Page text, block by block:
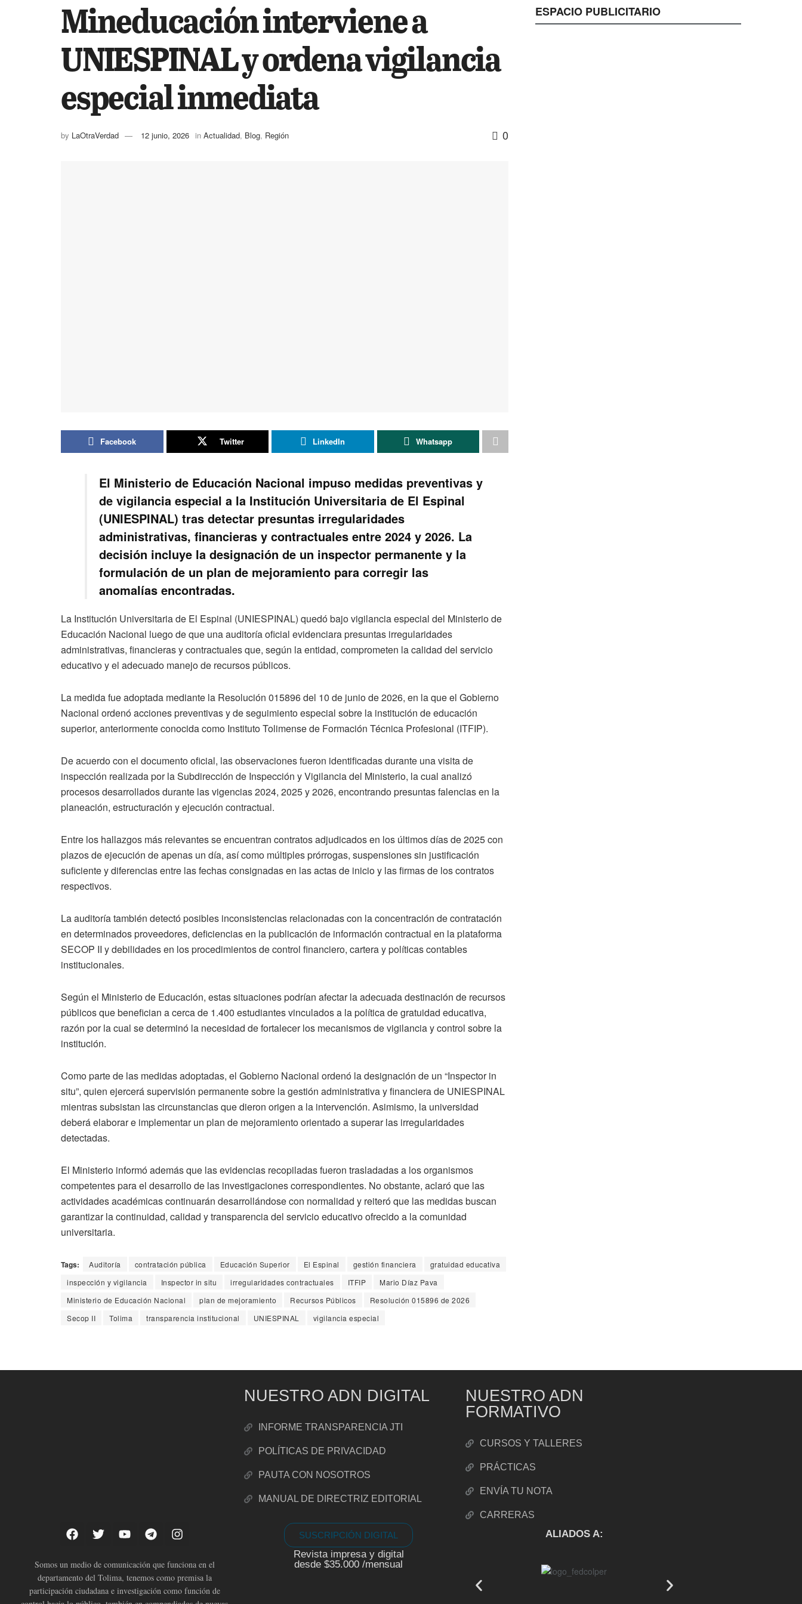
Mineducación interviene a
UNIESPINAL y ordena vigilancia
especial inmediata
by LaOtraVerdad 12 junio, 2026 in Actualidad, Blog, Región 0
Facebook Twitter LinkedIn Whatsapp
El Ministerio de Educación Nacional impuso medidas preventivas y
de vigilancia especial a la Institución Universitaria de El Espinal
(UNIESPINAL) tras detectar presuntas irregularidades
administrativas, financieras y contractuales entre 2024 y 2026. La
decisión incluye la designación de un inspector permanente y la
formulación de un plan de mejoramiento para corregir las
anomalías encontradas.
La Institución Universitaria de El Espinal (UNIESPINAL) quedó bajo vigilancia especial del Ministerio de
Educación Nacional luego de que una auditoría oficial evidenciara presuntas irregularidades
administrativas, financieras y contractuales que, según la entidad, comprometen la calidad del servicio
educativo y el adecuado manejo de recursos públicos.
La medida fue adoptada mediante la Resolución 015896 del 10 de junio de 2026, en la que el Gobierno
Nacional ordenó acciones preventivas y de seguimiento especial sobre la institución de educación
superior, anteriormente conocida como Instituto Tolimense de Formación Técnica Profesional (ITFIP).
De acuerdo con el documento oficial, las observaciones fueron identificadas durante una visita de
inspección realizada por la Subdirección de Inspección y Vigilancia del Ministerio, la cual analizó
procesos desarrollados durante las vigencias 2024, 2025 y 2026, encontrando presuntas falencias en la
planeación, estructuración y ejecución contractual.
Entre los hallazgos más relevantes se encuentran contratos adjudicados en los últimos días de 2025 con
plazos de ejecución de apenas un día, así como múltiples prórrogas, suspensiones sin justificación
suficiente y diferencias entre las fechas consignadas en las actas de inicio y las firmas de los contratos
respectivos.
La auditoría también detectó posibles inconsistencias relacionadas con la concentración de contratación
en determinados proveedores, deficiencias en la publicación de información contractual en la plataforma
SECOP II y debilidades en los procedimientos de control financiero, cartera y políticas contables
institucionales.
Según el Ministerio de Educación, estas situaciones podrían afectar la adecuada destinación de recursos
públicos que benefician a cerca de 1.400 estudiantes vinculados a la política de gratuidad educativa,
razón por la cual se determinó la necesidad de fortalecer los mecanismos de vigilancia y control sobre la
institución.
Como parte de las medidas adoptadas, el Gobierno Nacional ordenó la designación de un “Inspector in
situ”, quien ejercerá supervisión permanente sobre la gestión administrativa y financiera de UNIESPINAL
mientras subsistan las circunstancias que dieron origen a la intervención. Asimismo, la universidad
deberá elaborar e implementar un plan de mejoramiento orientado a superar las irregularidades
detectadas.
El Ministerio informó además que las evidencias recopiladas fueron trasladadas a los organismos
competentes para el desarrollo de las investigaciones correspondientes. No obstante, aclaró que las
actividades académicas continuarán desarrollándose con normalidad y reiteró que las medidas buscan
garantizar la continuidad, calidad y transparencia del servicio educativo ofrecido a la comunidad
universitaria.
Tags: Auditoría contratación pública Educación Superior El Espinal gestión financiera
gratuidad educativa
inspección y vigilancia
Inspector in situ irregularidades contractuales ITFIP
Mario Díaz Pava
Ministerio de Educación Nacional
plan de mejoramiento Recursos Públicos
Resolución 015896 de 2026
Secop II
Tolima transparencia institucional UNIESPINAL vigilancia especial
ESPACIO PUBLICITARIO
Somos un medio de comunicación que funciona en el
departamento del Tolima, tenemos como premisa la
participación ciudadana e investigación como función de
NUESTRO ADN DIGITAL
INFORME TRANSPARENCIA JTI
POLÍTICAS DE PRIVACIDAD
PAUTA CON NOSOTROS
MANUAL DE DIRECTRIZ EDITORIAL
SUSCRIPCIÓN DIGITAL
Revista impresa y digital
desde $35.000 /mensual
NUESTRO ADN
FORMATIVO
CURSOS Y TALLERES
PRÁCTICAS
ENVÍA TU NOTA
CARRERAS
ALIADOS A: